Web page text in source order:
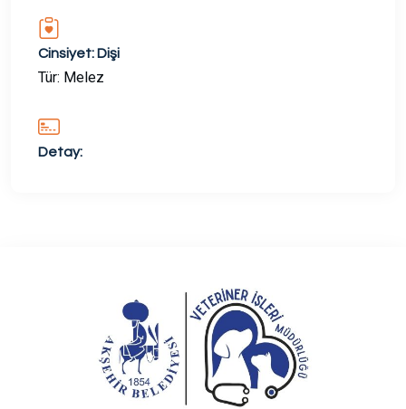
Cinsiyet: Dişi
Tür: Melez
Detay: